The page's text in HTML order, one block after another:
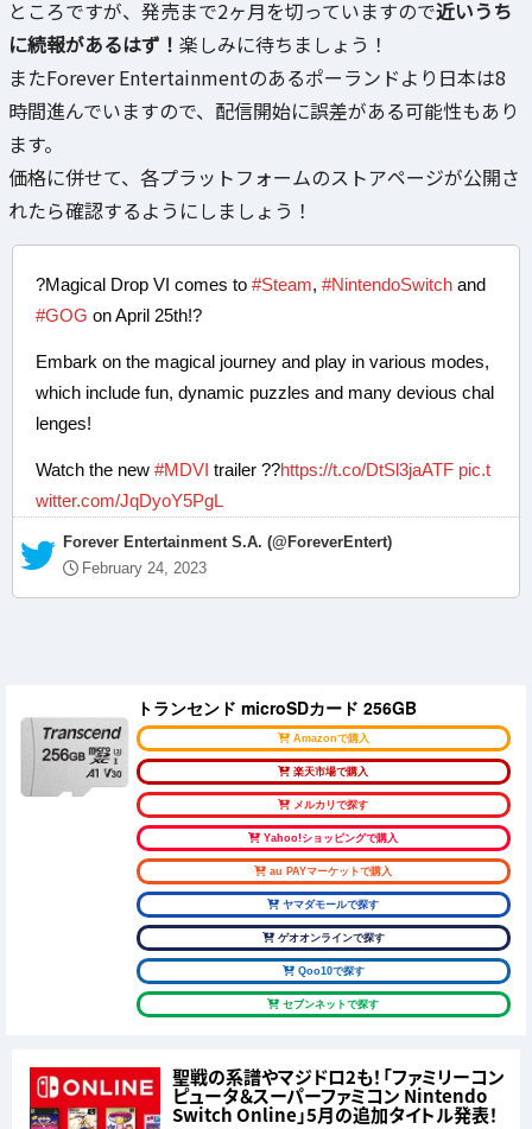
ところですが、発売まで2ヶ月を切っていますので近いうち
に続報があるはず！ 楽しみに待ちましょう！
またForever Entertainmentのあるポーランドより日本は8
時間進んでいますので、配信開始に誤差がある可能性もあり
ます。
価格に併せて、各プラットフォームのストアページが公開さ
れたら確認するようにしましょう！
?Magical Drop VI comes to #Steam, #NintendoSwitch and
#GOG on April 25th!?
Embark on the magical journey and play in various modes,
which include fun, dynamic puzzles and many devious chal
lenges!
Watch the new #MDVI trailer ??https://t.co/DtSl3jaATF pic.t
witter.com/JqDyoY5PgL
— Forever Entertainment S.A. (@ForeverEntert)
February 24, 2023
トランセンド microSDカード 256GB
Amazonで購入
楽天市場で購入
メルカリで探す
Yahoo!ショッピングで購入
au PAYマーケットで購入
ヤマダモールで探す
ゲオオンラインで探す
Qoo10で探す
セブンネットで探す
聖戦の系譜やマジドロ2も！「ファミリーコン
ピュータ＆スーパーファミコン Nintendo
Switch Online」5月の追加タイトル発表！